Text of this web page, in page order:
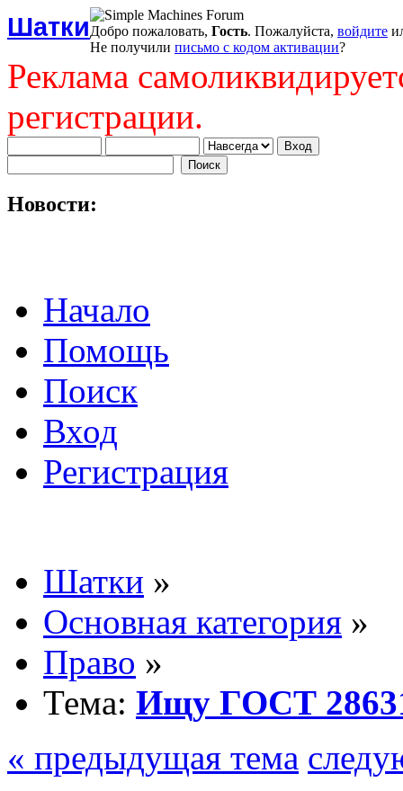
ШаткиДобро пожаловать, Гость. Пожалуйста, войдите
Не получили письмо с кодом активации?
Реклама
регистрации.
Новости:
Начало
Помощь
Поиск
Вход
Регистрация
Шатки »
Основная категория »
Право »
Тема: Ищу ГОСТ
« предыдущая тема